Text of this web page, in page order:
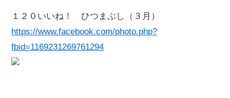
１２０いいね！ ひつまぶし（３月）
https://www.facebook.com/photo.php?
fbid=1169231269761294